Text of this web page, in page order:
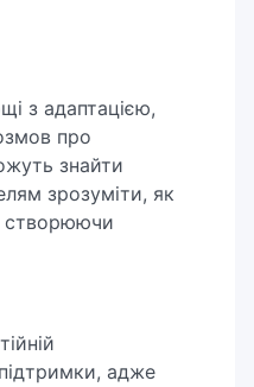
з адаптацією,
про
знайти
зрозуміти, як
створюючи
адже